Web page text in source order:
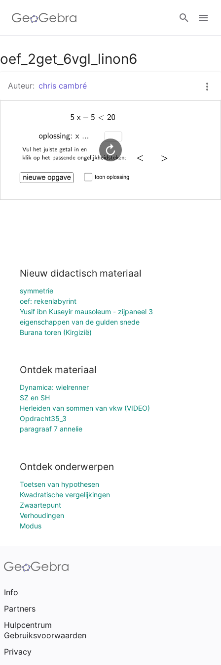
Google Classroom
GeoGebra Klaslokaal
oef_2get_6vgl_linon6
Auteur: chris cambré
Nieuw didactisch materiaal
symmetrie
oef: rekenlabyrint
Yusif ibn Kuseyir mausoleum - zijpaneel 3
eigenschappen van de gulden snede
Burana toren (Kirgizië)
Ontdek materiaal
Dynamica: wielrenner
SZ en SH
Herleiden van sommen van vkw (VIDEO)
Opdracht35_3
paragraaf 7 annelie
Ontdek onderwerpen
Toetsen van hypothesen
Kwadratische vergelijkingen
Zwaartepunt
Verhoudingen
Modus
Info
Partners
Hulpcentrum
Gebruiksvoorwaarden
Privacy